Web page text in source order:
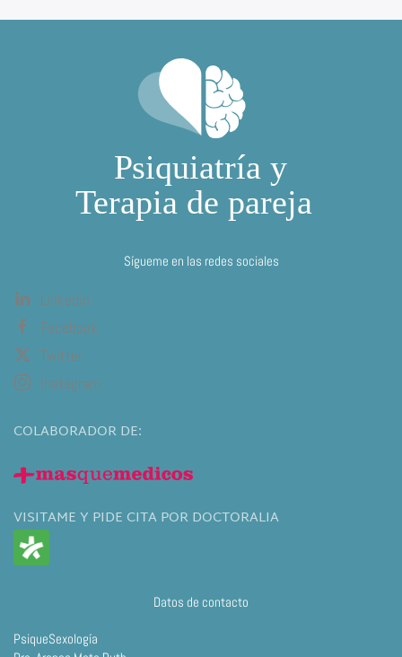
Sígueme en las redes sociales
Linkedin
Facebook
Twitter
Instagram
COLABORADOR DE:
VISITAME Y PIDE CITA POR DOCTORALIA
Datos de contacto
PsiqueSexología